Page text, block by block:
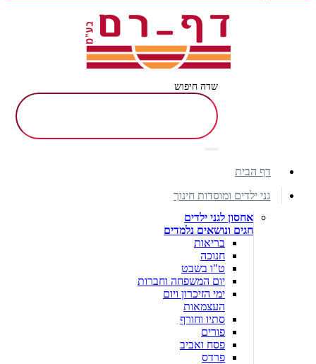
שדה חיפוש
דף הבית
גני ילדים ומוסדות חינוך
אחסון לגני ילדים
חגים ונושאים נלמדים
בריאות
חנוכה
ט"ו בשבט
יום המשפחה וחברות
ימי הזיכרון ויום
העצמאות
סתיו וחורף
פורים
פסח ואביב
פרדס